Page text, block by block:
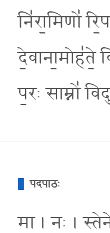
नि॑रा॒मिणो॑
दे॒वाना॒मोह॑ते॒
प॒रः साम्नो॑
पदपाठः
मा । नः॒ ।